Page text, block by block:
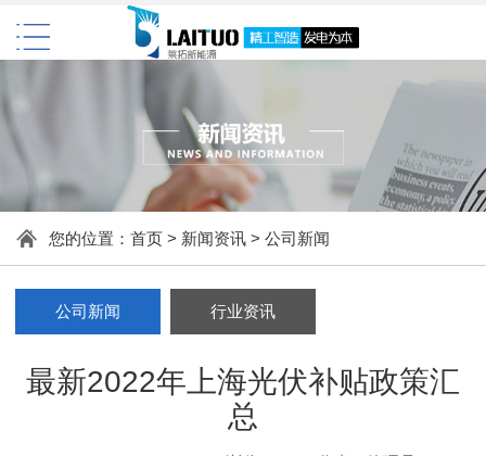
您的位置： 首页> 新闻资讯> 公司新闻
公司新闻 行业资讯
最新2022年上海光伏补贴政策汇
总